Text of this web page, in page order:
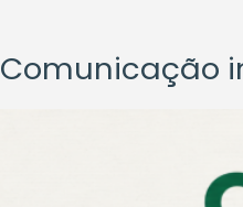
Comunicação